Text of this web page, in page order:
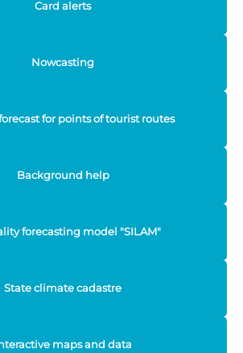
Card alerts
Nowcasting
for points of tourist routes
Background help
forecasting model "SILAM"
State climate cadastre
maps and data